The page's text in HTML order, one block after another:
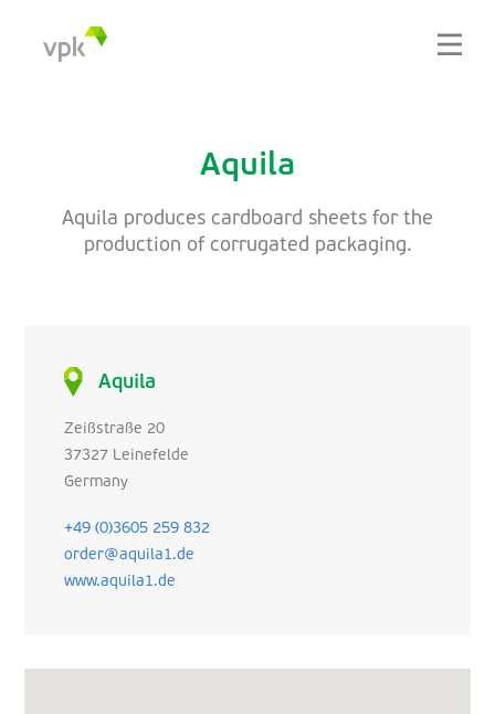
Aquila
Aquila produces cardboard sheets for the
production of corrugated packaging.
Aquila
Zeißstraße 20
37327 Leinefelde
Germany
+49 (0)3605 259 832
order@aquila1.de
www.aquila1.de